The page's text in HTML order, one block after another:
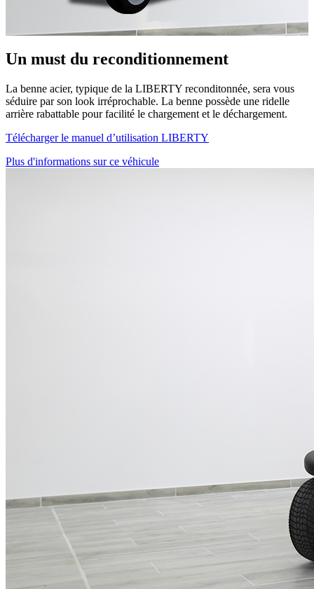
Un must du reconditionnement
La benne acier, typique de la LIBERTY reconditonnée, sera vous
séduire par son look irréprochable. La benne possède une ridelle
arrière rabattable pour facilité le chargement et le déchargement.
Télécharger le manuel d’utilisation LIBERTY
Plus d'informations sur ce véhicule